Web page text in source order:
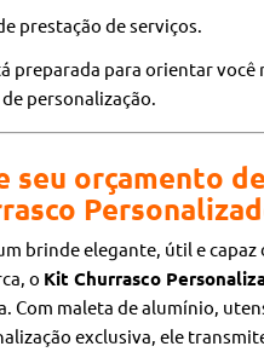
prestação de serviços.
preparada para orientar você
personalização.
seu orçamento
brinde elegante, útil e capaz
o Kit Churrasco
Com maleta de alumínio,
exclusiva, ele